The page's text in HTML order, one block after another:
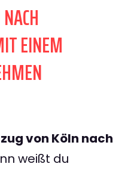
EINEM
von Köln nach
weißt du